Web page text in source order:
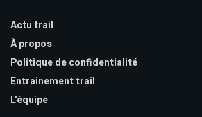
Actu trail
À propos
Politique de confidentialité
Entrainement trail
L'équipe